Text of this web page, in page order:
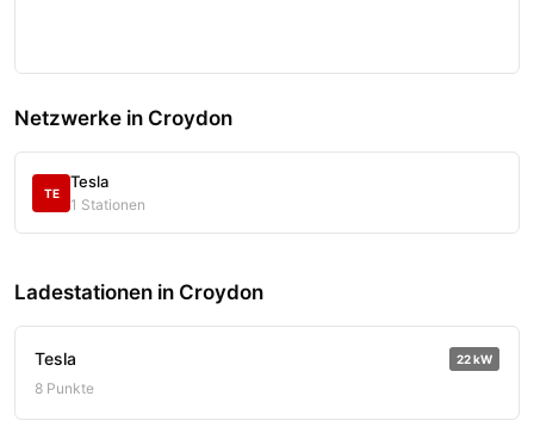
Netzwerke in Croydon
TE
Tesla
1 Stationen
Ladestationen in Croydon
Tesla 22 kW
8 Punkte